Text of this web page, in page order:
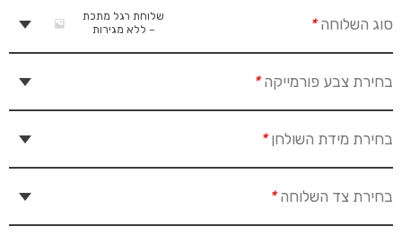
סוג השלוחה*
שלוחת רגל מתכת
– ללא מגירות
בחירת צבע פורמייקה*
בחירת מידת השולחן*
בחירת צד השלוחה*